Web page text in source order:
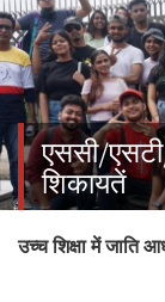
content
एससी/
शिकायतें
उच्च शिक्षा में जाति